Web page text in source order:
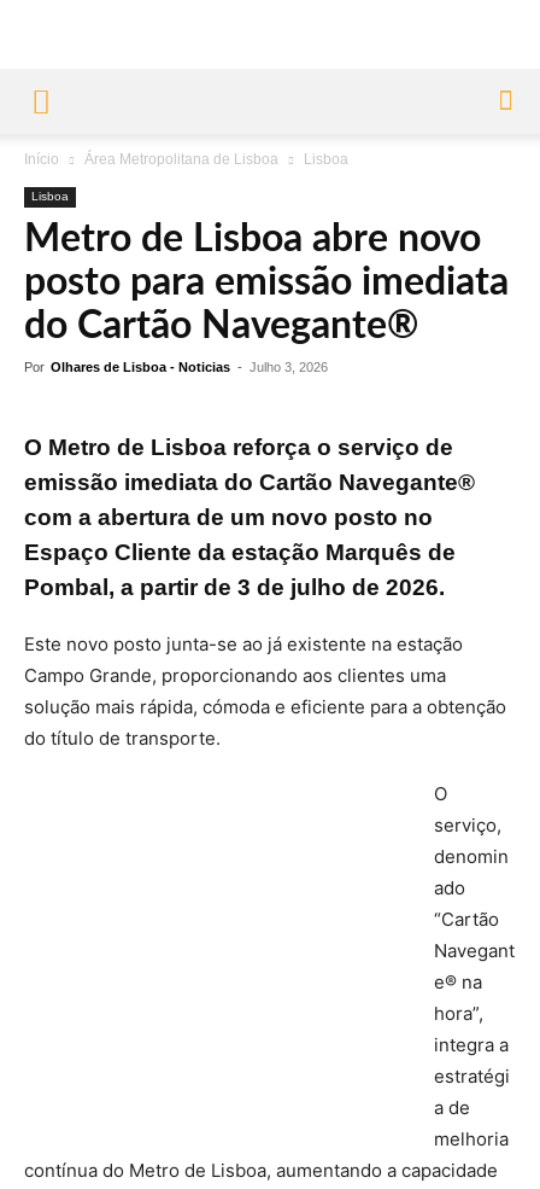
Início Área Metropolitana de Lisboa Lisboa
Lisboa
Metro de Lisboa abre novo
posto para emissão imediata
do Cartão Navegante®
Por Olhares de Lisboa - Noticias - Julho 3, 2026
O Metro de Lisboa reforça o serviço de
emissão imediata do Cartão Navegante®
com a abertura de um novo posto no
Espaço Cliente da estação Marquês de
Pombal, a partir de 3 de julho de 2026.
Este novo posto junta-se ao já existente na estação
Campo Grande, proporcionando aos clientes uma
solução mais rápida, cómoda e eficiente para a obtenção
do título de transporte.
O
serviço,
denomin
ado
“Cartão
Navegant
e® na
hora”,
integra a
estratégi
a de
melhoria
contínua do Metro de Lisboa, aumentando a capacidade